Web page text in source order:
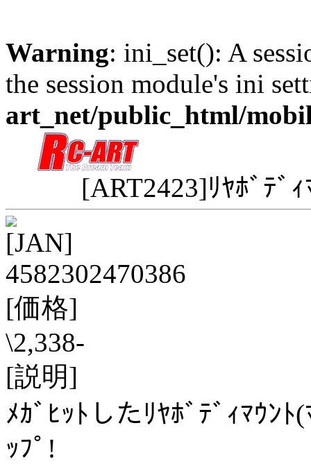
Warning: ini_set(): A
the session module's ini
art_net/public_html/
[ART2423]ﾘﾔﾎﾞﾃﾞ
[JAN]
4582302470386
[価格]
\2,338-
[説明]
ﾒｶﾞﾋｯﾄしたﾘﾔﾎﾞﾃﾞｨﾏｳﾝ
ｯﾌﾟ!